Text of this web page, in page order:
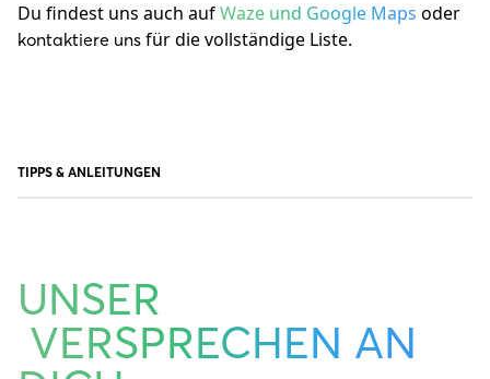
Du findest uns auch aufWaze und Google Maps oder
kontaktiere uns für die vollständige Liste.
TIPPS & ANLEITUNGEN
UNSER
VERSPRECHEN AN